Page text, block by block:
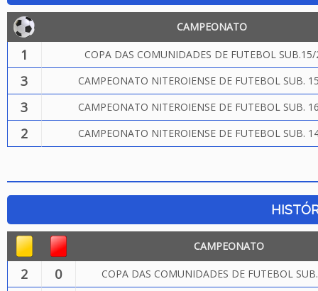
CAMPEONATO
1 COPA DAS COMUNIDADES DE FUTEBOL
3 CAMPEONATO NITEROIENSE DE FUTEBOL SUB.
3 CAMPEONATO NITEROIENSE DE FUTEBOL SUB.
2 CAMPEONATO NITEROIENSE DE FUTEBOL SUB.
CAMPEONATO
2 0 COPA DAS COMUNIDADES DE FUTEBOL